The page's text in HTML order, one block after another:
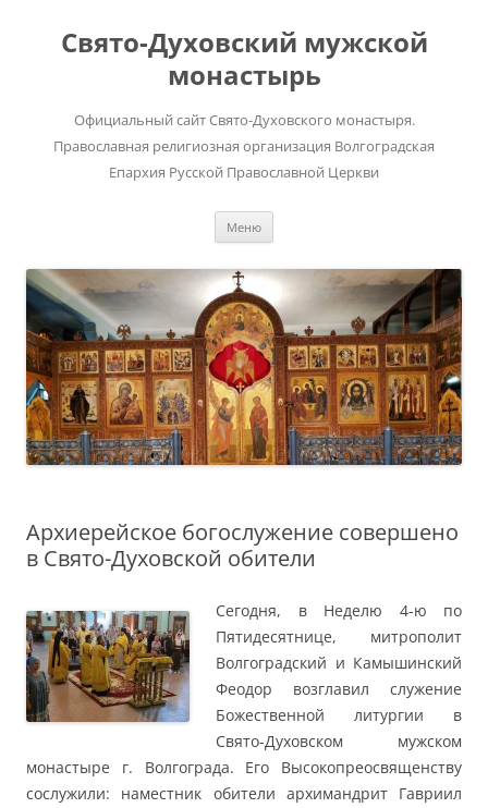
содержимому
Свято-Духовский мужской
монастырь
Официальный сайт Свято-Духовского монастыря.
Православная религиозная организация Волгоградская
Епархия Русской Православной Церкви
Меню
Архиерейское богослужение совершено
в Свято-Духовской обители
Сегодня, в Неделю 4-ю по
Пятидесятнице, митрополит
Волгоградский и Камышинский
Феодор возглавил служение
Божественной литургии в
Свято-Духовском мужском
монастыре г. Волгограда. Его Высокопреосвященству
сослужили: наместник обители архимандрит Гавриил